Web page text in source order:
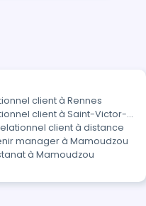
client à Rennes
client à Saint-Victor-
client à distance
manager à Mamoudzou
à Mamoudzou